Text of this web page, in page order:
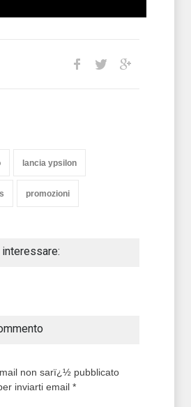
lancia ypsilon
promozioni
non sarï¿½ pubblicato
inviarti email *